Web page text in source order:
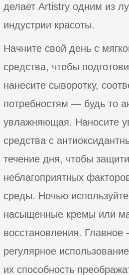
делает Artistry одним из
индустрии красоты.
Начните свой день с
средства, чтобы
нанесите сыворотку,
потребностям — будь то
увлажняющая. Наносите
средства с
течение дня, чтобы
неблагоприятных
среды. Ночью
насыщенные кремы или
восстановления. Главное
регулярное
их способность